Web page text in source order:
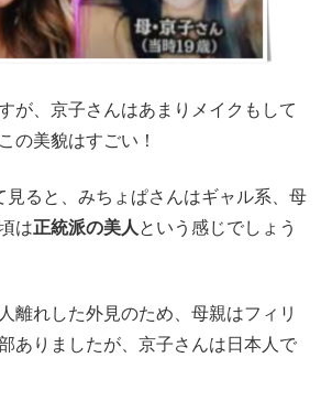
が、京子さんはあまりメイクもして
の美貌はすごい！
見ると、みちょぱさんはギャル系、母
は正統派の美人 という感じでしょう
離れした外見のため、母親はフィリ
ありましたが、京子さんは日本人で